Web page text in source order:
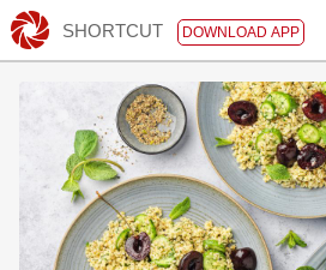
SHORTCUT DOWNLOAD APP